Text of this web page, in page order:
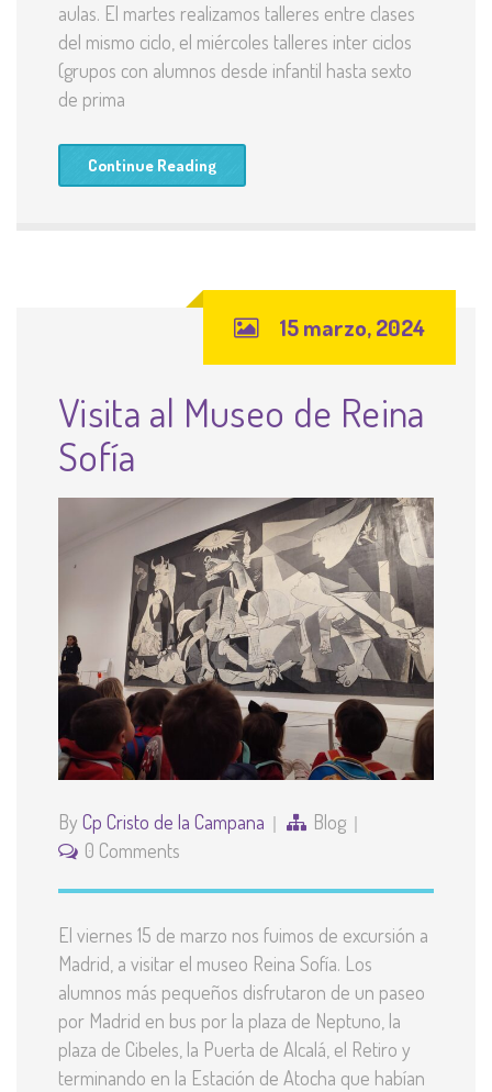
aulas. El martes realizamos talleres entre clases
del mismo ciclo, el miércoles talleres inter ciclos
(grupos con alumnos desde infantil hasta sexto
de prima
Continue Reading
15 marzo, 2024
Visita al Museo de Reina
Sofía
By Cp Cristo de la Campana
Blog
0 Comments
El viernes 15 de marzo nos fuimos de excursión a
Madrid, a visitar el museo Reina Sofía. Los
alumnos más pequeños disfrutaron de un paseo
por Madrid en bus por la plaza de Neptuno, la
plaza de Cibeles, la Puerta de Alcalá, el Retiro y
terminando en la Estación de Atocha que habían